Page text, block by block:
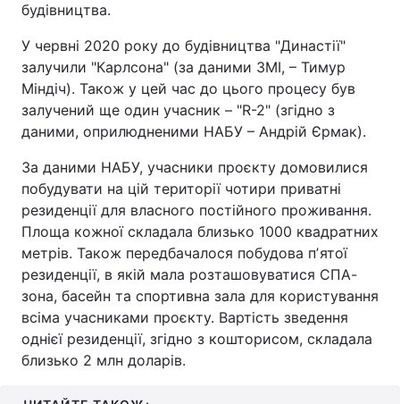
будівництва.
У червні 2020 року до будівництва "Династії"
залучили "Карлсона" (за даними ЗМІ, – Тимур
Міндіч). Також у цей час до цього процесу був
залучений ще один учасник – "R-2" (згідно з
даними, оприлюдненими НАБУ – Андрій Єрмак).
За даними НАБУ, учасники проєкту домовилися
побудувати на цій території чотири приватні
резиденції для власного постійного проживання.
Площа кожної складала близько 1000 квадратних
метрів. Також передбачалося побудова пʼятої
резиденції, в якій мала розташовуватися СПА-
зона, басейн та спортивна зала для користування
всіма учасниками проєкту. Вартість зведення
однієї резиденції, згідно з кошторисом, складала
близько 2 млн доларів.